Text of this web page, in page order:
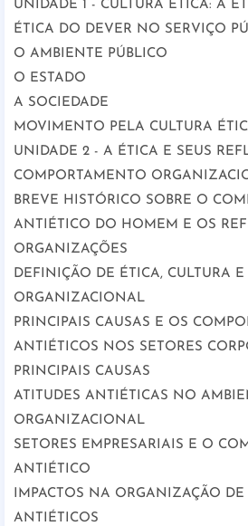
UNIDADE 1 - CULTURA ÉTICA: A
ÉTICA DO DEVER NO SERVIÇO
O AMBIENTE PÚBLICO
O ESTADO
A SOCIEDADE
MOVIMENTO PELA CULTURA
UNIDADE 2 - A ÉTICA E SEUS
COMPORTAMENTO
BREVE HISTÓRICO SOBRE O
ANTIÉTICO DO HOMEM E OS
ORGANIZAÇÕES
DEFINIÇÃO DE ÉTICA, CULTURA
ORGANIZACIONAL
PRINCIPAIS CAUSAS E OS
ANTIÉTICOS NOS SETORES
PRINCIPAIS CAUSAS
ATITUDES ANTIÉTICAS NO
ORGANIZACIONAL
SETORES EMPRESARIAIS E O
ANTIÉTICO
IMPACTOS NA ORGANIZAÇÃO
ANTIÉTICOS